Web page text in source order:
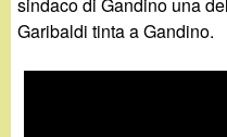
a
n
Garibaldi tinta a Gandino.